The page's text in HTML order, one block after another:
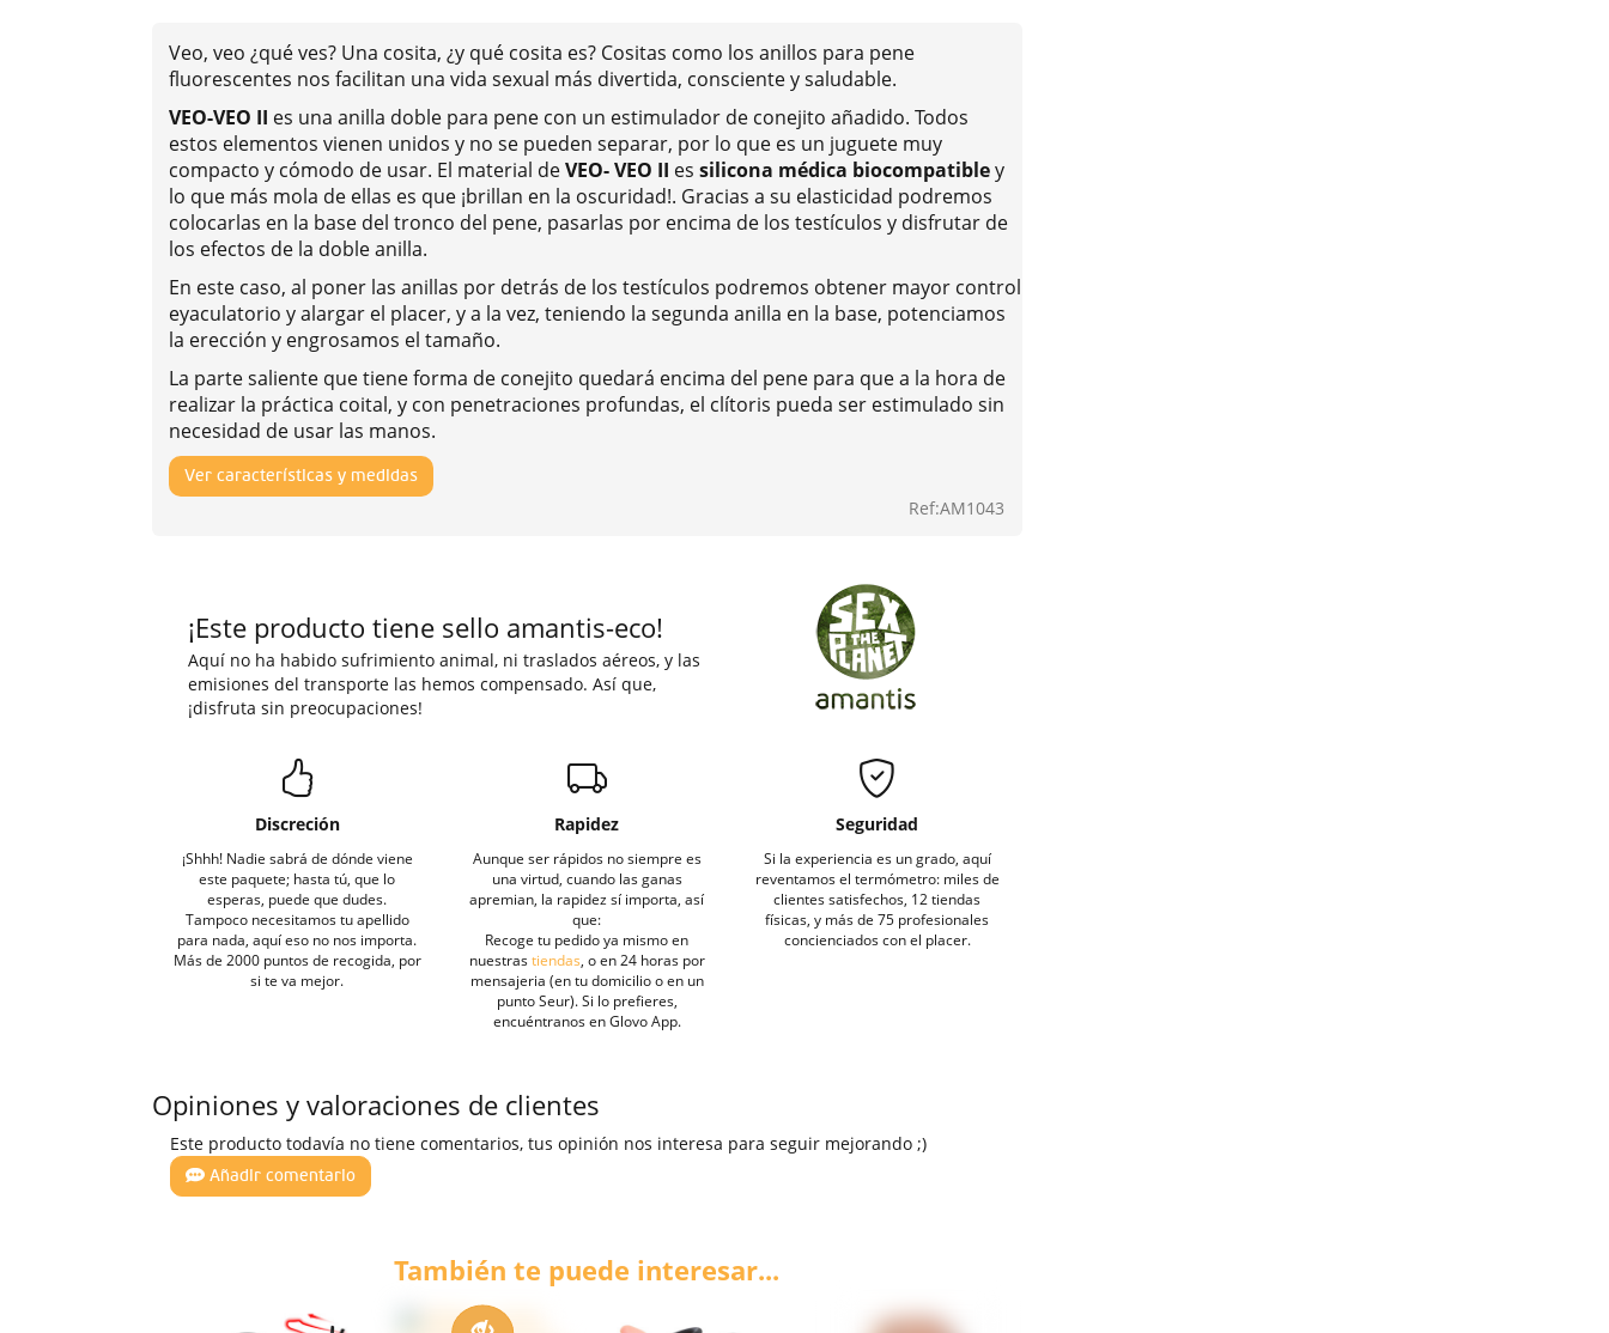
Veo, veo ¿qué ves? Una cosita, ¿y qué cosita es? Cositas como los anillos para pene
fluorescentes nos facilitan una vida sexual más divertida, consciente y saludable.
VEO-VEO II es una anilla doble para pene con un estimulador de conejito añadido. Todos
estos elementos vienen unidos y no se pueden separar, por lo que es un juguete muy
compacto y cómodo de usar. El material deVEO- VEO II es silicona médica biocompatibley
lo que más mola de ellas es que ¡brillan en la oscuridad!. Gracias a su elasticidad podremos
colocarlas en la base del tronco del pene, pasarlas por encima de los testículos y disfrutar de
los efectos de la doble anilla.
En este caso, al poner las anillas por detrás de los testículos podremos obtener mayor control
eyaculatorio y alargar el placer, y a la vez, teniendo la segunda anilla en la base, potenciamos
la erección y engrosamos el tamaño.
La parte saliente que tiene forma de conejito quedará encima del pene para que a la hora de
realizar la práctica coital, y con penetraciones profundas, el clítoris pueda ser estimulado sin
necesidad de usar las manos.
Ver características y medidas
Ref:AM1043
¡Este producto tiene sello amantis-eco!
Aquí no ha habido sufrimiento animal, ni traslados aéreos, y las
emisiones del transporte las hemos compensado. Así que,
¡disfruta sin preocupaciones!
Discreción
¡Shhh! Nadie sabrá de dónde viene
este paquete; hasta tú, que lo
esperas, puede que dudes.
Tampoco necesitamos tu apellido
para nada, aquí eso no nos importa.
Más de 2000 puntos de recogida, por
si te va mejor.
Rapidez
Aunque ser rápidos no siempre es
una virtud, cuando las ganas
apremian, la rapidez sí importa, así
que:
Recoge tu pedido ya mismo en
nuestrastiendas , o en 24 horas por
mensajeria (en tu domicilio o en un
punto Seur). Si lo prefieres,
encuéntranos en Glovo App.
Seguridad
Si la experiencia es un grado, aquí
reventamos el termómetro: miles de
clientes satisfechos, 12 tiendas
físicas, y más de 75 profesionales
concienciados con el placer.
Opiniones y valoraciones de clientes
Este producto todavía no tiene comentarios, tus opinión nos interesa para seguir mejorando ;)
Añadir comentario
También te puede interesar...